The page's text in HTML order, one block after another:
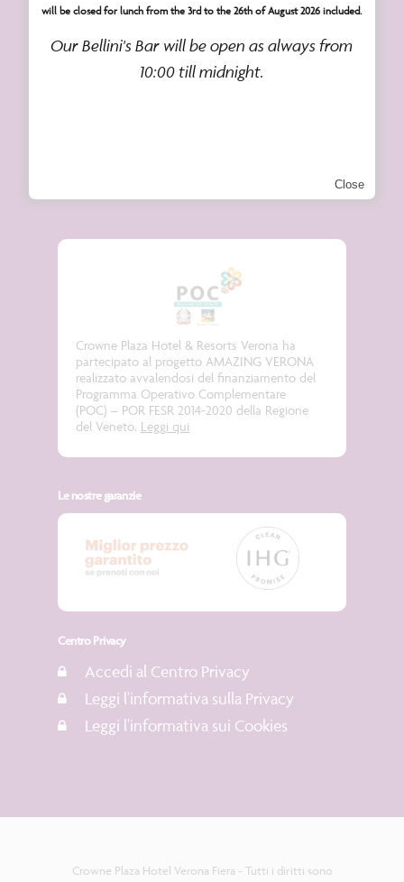
Piscina e zona fitness
Crowne Plaza Hotel & Resorts Verona ha
partecipato al progetto AMAZING VERONA
realizzato avvalendosi del finanziamento del
Programma Operativo Complementare
(POC) – POR FESR 2014-2020 della Regione
del Veneto. Leggi qui
Le nostre garanzie
Centro Privacy
Accedi al Centro Privacy
Leggi l'informativa sulla Privacy
Leggi l'informativa sui Cookies
Crowne Plaza Hotel Verona Fiera - Tutti i diritti sono
Close
will be closed for lunch from the 3rd to the 26th of August 2026 included.
Our Bellini's Bar will be open as always from
10:00 till midnight.